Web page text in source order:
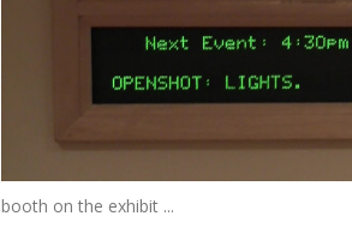
booth on the exhibit ...